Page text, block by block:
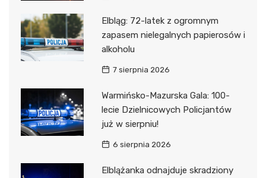
Elbląg: 72-latek z ogromnym
zapasem nielegalnych papierosów i
alkoholu
7 sierpnia 2026
Warmińsko-Mazurska Gala: 100-
lecie Dzielnicowych Policjantów
już w sierpniu!
6 sierpnia 2026
Elblążanka odnajduje skradziony